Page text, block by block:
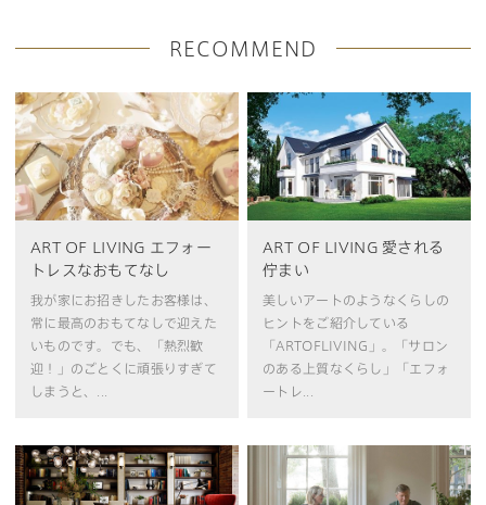
RECOMMEND
ART OF LIVING エフォー
トレスなおもてなし
我が家にお招きしたお客様は、
常に最高のおもてなしで迎えた
いものです。でも、「熱烈歓
迎！」のごとくに頑張りすぎて
しまうと、...
ART OF LIVING 愛される
佇まい
美しいアートのようなくらしの
ヒントをご紹介している
「ARTOFLIVING」。「サロン
のある上質なくらし」「エフォ
ートレ...